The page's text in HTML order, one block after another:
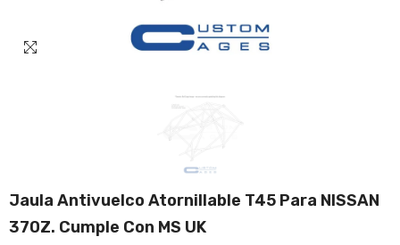
Jaula Antivuelco Atornillable T45 Para NISSAN
370Z. Cumple Con MS UK